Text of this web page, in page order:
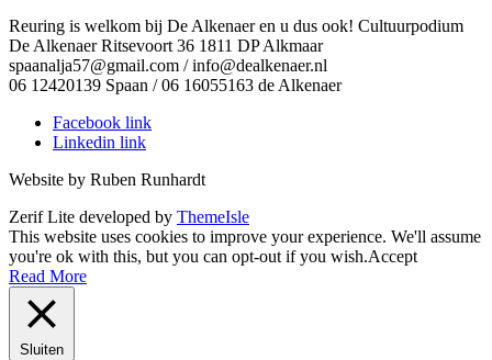
Reuring is welkom bij De Alkenaer en u dus ook! Cultuurpodium
De Alkenaer Ritsevoort 36 1811 DP Alkmaar
spaanalja57@gmail.com / info@dealkenaer.nl
06 12420139 Spaan / 06 16055163 de Alkenaer
Facebook link
Linkedin link
Website by Ruben Runhardt
Zerif Lite developed by ThemeIsle
This website uses cookies to improve your experience. We'll assume
you're ok with this, but you can opt-out if you wish.Accept
Read More
Sluiten